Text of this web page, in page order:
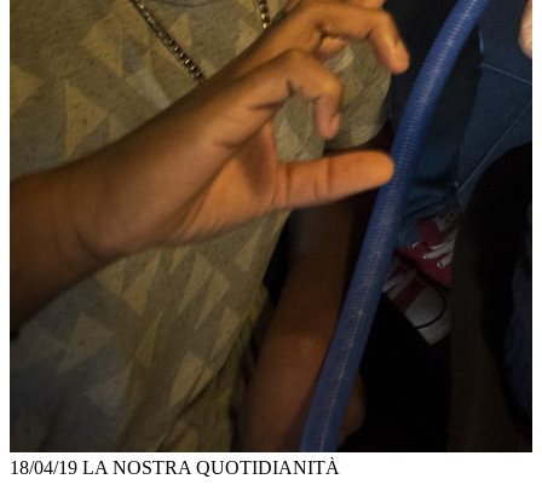
18/04/19 LA NOSTRA QUOTIDIANITÀ